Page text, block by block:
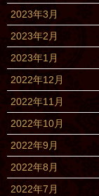
2023年3月
2023年2月
2023年1月
2022年12月
2022年11月
2022年10月
2022年9月
2022年8月
2022年7月